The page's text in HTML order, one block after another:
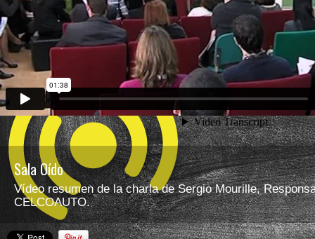
Sala Oído
Vídeo resumen de la charla de Sergio Mourille,
CELCOAUTO.